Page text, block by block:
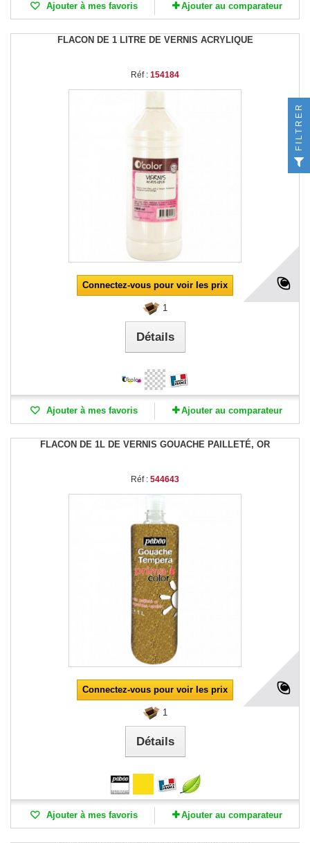
Ajouter à mes favoris Ajouter au comparateur
FLACON DE 1 LITRE DE VERNIS ACRYLIQUE
Réf : 154184
Connectez-vous pour voir les prix
1
Détails
Ajouter à mes favoris Ajouter au comparateur
FLACON DE 1L DE VERNIS GOUACHE PAILLETÉ, OR
Réf : 544643
Connectez-vous pour voir les prix
1
Détails
Ajouter à mes favoris Ajouter au comparateur
FILTRER